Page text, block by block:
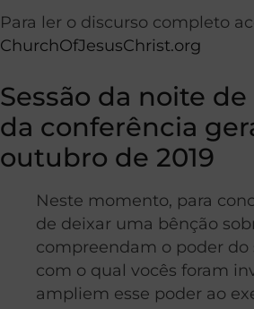
Para ler o discurso completo
ChurchOfJesusChrist.org
Sessão da noite
da conferência
outubro de 2019
Neste momento, para
de deixar uma bênção
compreendam o poder do
com o qual vocês foram
ampliem esse poder ao